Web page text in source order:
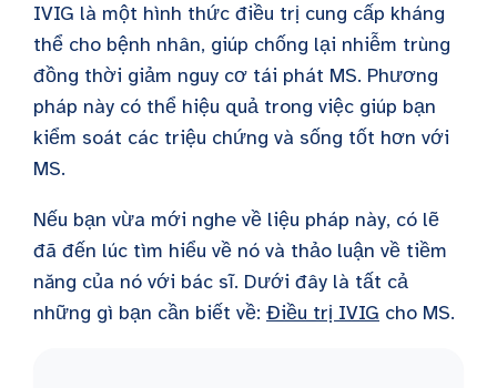
IVIG là một hình thức điều trị cung cấp kháng
thể cho bệnh nhân, giúp chống lại nhiễm trùng
đồng thời giảm nguy cơ tái phát MS. Phương
pháp này có thể hiệu quả trong việc giúp bạn
kiểm soát các triệu chứng và sống tốt hơn với
MS.
Nếu bạn vừa mới nghe về liệu pháp này, có lẽ
đã đến lúc tìm hiểu về nó và thảo luận về tiềm
năng của nó với bác sĩ. Dưới đây là tất cả
những gì bạn cần biết về: Điều trị IVIG cho MS.